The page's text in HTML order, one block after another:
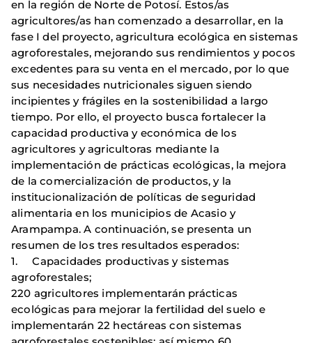
en la región de Norte de Potosí. Estos/as
agricultores/as han comenzado a desarrollar, en la
fase I del proyecto, agricultura ecológica en sistemas
agroforestales, mejorando sus rendimientos y pocos
excedentes para su venta en el mercado, por lo que
sus necesidades nutricionales siguen siendo
incipientes y frágiles en la sostenibilidad a largo
tiempo. Por ello, el proyecto busca fortalecer la
capacidad productiva y económica de los
agricultores y agricultoras mediante la
implementación de prácticas ecológicas, la mejora
de la comercialización de productos, y la
institucionalización de políticas de seguridad
alimentaria en los municipios de Acasio y
Arampampa. A continuación, se presenta un
resumen de los tres resultados esperados:
1. Capacidades productivas y sistemas
agroforestales;
220 agricultores implementarán prácticas
ecológicas para mejorar la fertilidad del suelo e
implementarán 22 hectáreas con sistemas